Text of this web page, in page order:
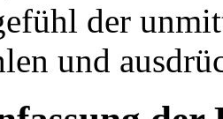
der
und